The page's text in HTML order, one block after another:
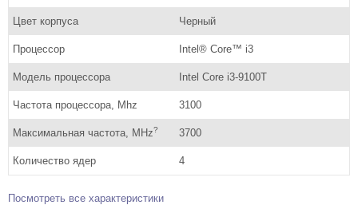
Цвет корпуса Черный
Процессор Intel® Core™ i3
Модель процессора Intel Core i3-9100T
Частота процессора, Mhz 3100
Максимальная частота, MHz? 3700
Количество ядер 4
Посмотреть все характеристики